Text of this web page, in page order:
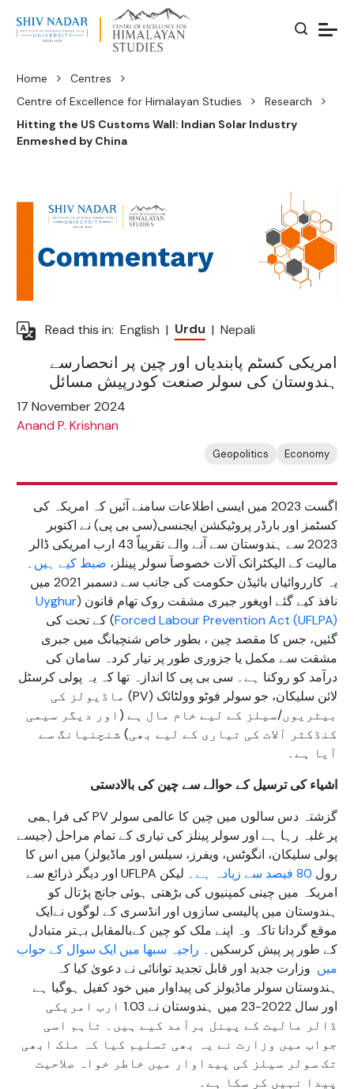
Home
Centres
Centre of Excellence for Himalayan Studies
Research
Hitting the US Customs Wall: Indian Solar Industry
Enmeshed by China
Read this in: English | Urdu | Nepali
امریکی کسٹم پابندیاں اور چین پر انحصارسے
ہندوستان کی سولر صنعت کودرپیش مسائل
17 November 2024
Anand P. Krishnan
Geopolitics Economy
اگست 2023 میں ایسی اطلاعات سامنے آئیں کہ امریکہ کی
کسٹمز اور بارڈر پروٹیکشن ایجنسی(سی بی پی) نے اکتوبر
2023 سے ہندوستان سے آنے والے تقریباً 43 ارب امریکی ڈالر
مالیت کے الیکٹرانک آلات خصوصاَ سولر پینلز، ضبط کیے ہیں۔
یہ کارروائیاں بائیڈن حکومت کی جانب سے دسمبر 2021 میں
نافذ کیے گئے اویغور جبری مشقت روک تھام قانون (Uyghur
Forced Labour Prevention Act (UFLPA)) کے تحت کی
گئیں، جس کا مقصد چین ، بطور خاص شنچیانگ میں جبری
مشقت سے مکمل یا جزوری طور پر تیار کردہ سامان کی
درآمد کو روکنا ہے۔ سی بی پی کا اندازہ تھا کہ یہ پولی کرسٹل
لائن سلیکان، جو سولر فوٹو وولٹائک (PV) ماڈیولز کی
بیٹریوں/سیلز کے لیے خام مال ہے (اور دیگر سیمی
کنڈکٹر آلات کی تیاری کے لیے بھی) شنچنیانگ سے
آیا ہے۔
اشیاء کی ترسیل کے حوالے سے چین کی بالادستی
گزشتہ دس سالوں میں چین کا عالمی سولر PV کی فراہمی
پر غلبہ رہا ہے اور سولر پینلز کی تیاری کے تمام مراحل (جیسے
پولی سلیکان، انگوٹس، ویفرز، سیلس اور ماڈیولز) میں اس کا
رول 80 فیصد سے زیادہ ہے
۔ لیکن UFLPA اور دیگر ذرائع سے
امریکہ میں چینی کمپنیوں کی بڑھتی ہوئی جانچ پڑتال کو
ہندوستان میں پالیسی سازوں اور انڈسری کے لوگوں نےایک
موقع گردانا تاکہ وہ اپنے ملک کو چین کےبالمقابل بہتر متبادل
کے طور پر پیش کرسکیں۔ راجیہ سبھا میں ایک سوال کے جواب
میں وزارت جدید اور قابل تجدید توانائی نے دعویٰ کیا کہ
ہندوستان سولر ماڈیولز کی پیداوار میں خود کفیل ہوگیا ہے
اور سال 2022-23 میں ہندوستان نے 1.03 ارب امریکی
ڈالر مالیت کے پینل برآمد کیے ہیں۔ تاہم اسی
جواب میں وزارت نے یہ بھی تسلیم کیا کہ ملک ابھی
تک سولر سیلز کی پیداوار میں خاطر خواہ صلاحیت
پیدا نہیں کر سکا ہے۔